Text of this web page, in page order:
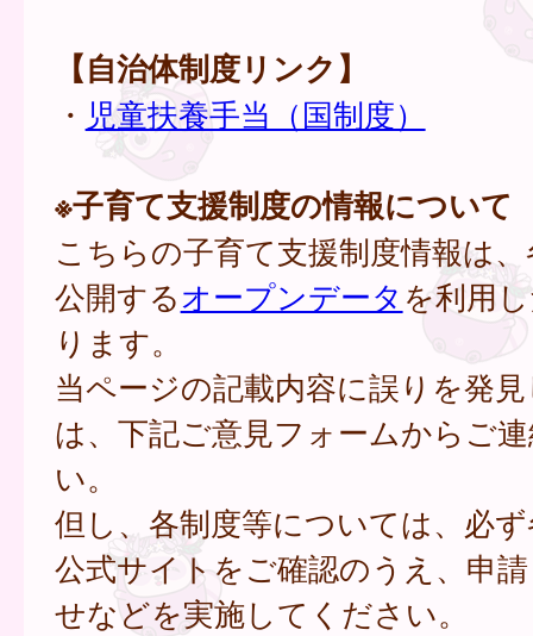
【自治体制度リンク】
・ 児童扶養手当（国制度）
※子育て支援制度の情報について
こちらの子育て支援制度情報は
公開するオープンデータ を利用
ります。
当ページの記載内容に誤りを発
は、下記ご意見フォームからご
い。
但し、各制度等については、必
公式サイトをご確認のうえ、申
せなどを実施してください。